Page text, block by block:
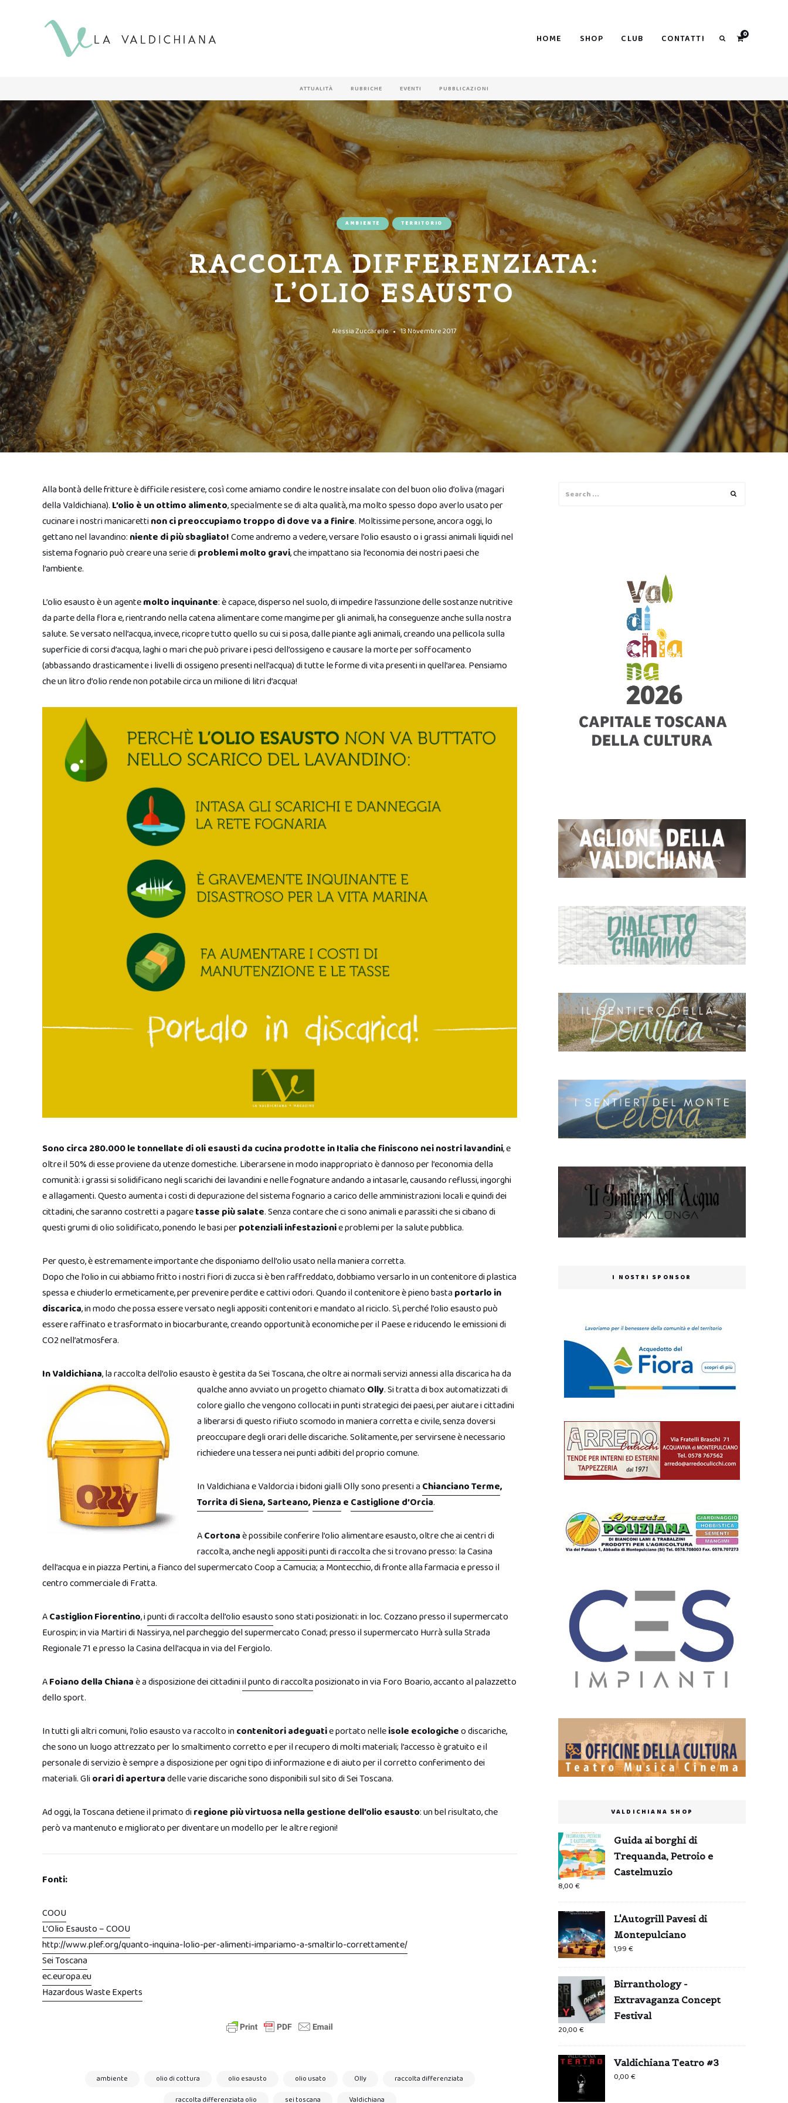
HOME SHOP CLUB CONTATTI 0
ATTUALITÀ RUBRICHE EVENTI PUBBLICAZIONI
AMBIENTE TERRITORIO
RACCOLTA DIFFERENZIATA:
L’OLIO ESAUSTO
Alessia Zuccarello 13 Novembre 2017
Alla bontà delle fritture è difficile resistere, così come amiamo condire le nostre insalate con del buon olio d’oliva (magari
della Valdichiana). L’olio è un ottimo alimento, specialmente se di alta qualità, ma molto spesso dopo averlo usato per
cucinare i nostri manicarettinon ci preoccupiamo troppo di dove va a finire. Moltissime persone, ancora oggi, lo
gettano nel lavandino: niente di più sbagliato!Come andremo a vedere, versare l’olio esausto o i grassi animali liquidi nel
sistema fognario può creare una serie diproblemi molto gravi, che impattano sia l’economia dei nostri paesi che
l’ambiente.
L’olio esausto è un agentemolto inquinante: è capace, disperso nel suolo, di impedire l’assunzione delle sostanze nutritive
da parte della flora e, rientrando nella catena alimentare come mangime per gli animali, ha conseguenze anche sulla nostra
salute. Se versato nell’acqua, invece, ricopre tutto quello su cui si posa, dalle piante agli animali, creando una pellicola sulla
superficie di corsi d’acqua, laghi o mari che può privare i pesci dell’ossigeno e causare la morte per soffocamento
(abbassando drasticamente i livelli di ossigeno presenti nell’acqua) di tutte le forme di vita presenti in quell’area. Pensiamo
che un litro d’olio rende non potabile circa un milione di litri d’acqua!
Sono circa 280.000 le tonnellate di oli esausti da cucina prodotte in Italia che finiscono nei nostri lavandini, e
oltre il 50% di esse proviene da utenze domestiche. Liberarsene in modo inappropriato è dannoso per l’economia della
comunità: i grassi si solidificano negli scarichi dei lavandini e nelle fognature andando a intasarle, causando reflussi, ingorghi
e allagamenti. Questo aumenta i costi di depurazione del sistema fognario a carico delle amministrazioni locali e quindi dei
cittadini, che saranno costretti a pagaretasse più salate. Senza contare che ci sono animali e parassiti che si cibano di
questi grumi di olio solidificato, ponendo le basi perpotenziali infestazionie problemi per la salute pubblica.
Per questo, è estremamente importante che disponiamo dell’olio usato nella maniera corretta.
Dopo che l’olio in cui abbiamo fritto i nostri fiori di zucca si è ben raffreddato, dobbiamo versarlo in un contenitore di plastica
spessa e chiuderlo ermeticamente, per prevenire perdite e cattivi odori. Quando il contenitore è pieno basta portarlo in
discarica, in modo che possa essere versato negli appositi contenitori e mandato al riciclo. Sì, perché l’olio esausto può
essere raffinato e trasformato in biocarburante, creando opportunità economiche per il Paese e riducendo le emissioni di
CO2 nell’atmosfera.
In Valdichiana, la raccolta dell’olio esausto è gestita da Sei Toscana, che oltre ai normali servizi annessi alla discarica ha da
qualche anno avviato un progetto chiamato Olly. Si tratta di boxautomatizzati di
colore giallo che vengono collocati in punti strategici dei paesi, per aiutare i cittadini
a liberarsi di questo rifiuto scomodo in maniera corretta e civile, senza doversi
preoccupare degli orari delle discariche. Solitamente, per servirsene è necessario
richiedere una tessera nei punti adibiti del proprio comune.
In Valdichiana e Valdorcia i bidoni gialli Olly sono presenti a Chianciano Terme,
Torrita di Siena, Sarteano, Pienza e Castiglione d’Orcia.
ACortonaè possibile conferire l’olio alimentare esausto, oltre che ai centri di
raccolta, anche negliappositi punti di raccoltache si trovano presso: la Casina
dell’acqua e in piazza Pertini, a fianco del supermercato Coop a Camucia; a Montecchio, di fronte alla farmacia e presso il
centro commerciale di Fratta.
ACastiglion Fiorentino, ipunti di raccolta dell’olio esaustosono stati posizionati: in loc. Cozzano presso il supermercato
Eurospin; in via Martiri di Nassirya, nel parcheggio del supermercato Conad; presso il supermercato Hurrà sulla Strada
Regionale 71 e presso la Casina dell’acqua in via del Fergiolo.
AFoiano della Chianaè a disposizione dei cittadiniil punto di raccoltaposizionato in via Foro Boario, accanto al palazzetto
dello sport.
In tutti gli altri comuni, l’olio esausto va raccolto incontenitori adeguatie portato nelleisole ecologicheo discariche,
che sono un luogo attrezzato per lo smaltimento corretto e per il recupero di molti materiali; l’accesso è gratuito e il
personale di servizio è sempre a disposizione per ogni tipo di informazione e di aiuto per il corretto conferimento dei
materiali. Gliorari di aperturadelle varie discariche sono disponibili sul sito di Sei Toscana.
Ad oggi, la Toscana detiene il primato diregione più virtuosa nella gestione dell’olio esausto: un bel risultato, che
però va mantenuto e migliorato per diventare un modello per le altre regioni!
Fonti:
COOU
L’Olio Esausto – COOU
http://www.plef.org/quanto-inquina-lolio-per-alimenti-impariamo-a-smaltirlo-correttamente/
Sei Toscana
ec.europa.eu
Hazardous Waste Experts
ambiente olio di cottura olio esausto olio usato Olly
raccolta differenziata
raccolta differenziata olio
sei toscana Valdichiana
for:
I NOSTRI SPONSOR
VALDICHIANA SHOP
Guida ai borghi di
Trequanda, Petroio e
Castelmuzio
8,00€
L'Autogrill Pavesi di
Montepulciano
1,99€
Birranthology -
Extravaganza Concept
Festival
20,00€
Valdichiana Teatro #3
0,00€